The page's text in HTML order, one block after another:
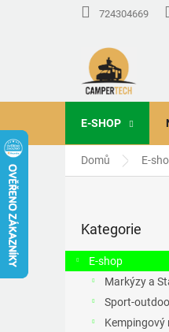
724304669
E-SHOP
Domů E-
r
a
kategorie
Kategorie
E-shop
Markýzy a
Sport-
Kempingový